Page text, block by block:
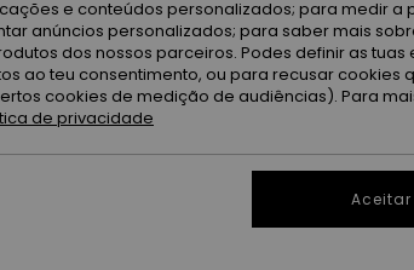
DUPLA
CorBlack/
e conteúdos personalizados; para medir a
anúncios personalizados; para saber mais
dos nossos parceiros. Podes definir as tuas
ao teu consentimento, ou para recusar cookies
cookies de medição de audiências). Para
de privacidade